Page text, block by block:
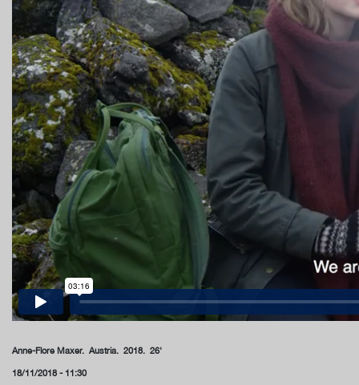
Anne-Flore Maxer. Austria. 2018. 26'
18/11/2018 - 11:30